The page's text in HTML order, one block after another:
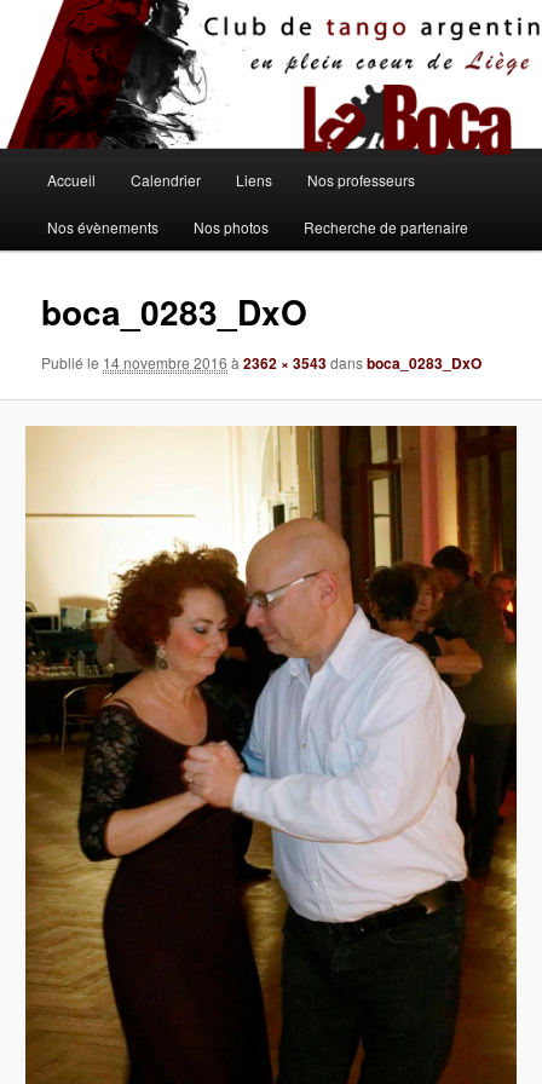
contenu
principal
principal
Accueil Calendrier Liens Nos professeurs
Nos évènements Nos photos Recherche de partenaire
boca_0283_DxO
Publié le 14 novembre 2016 à2362 × 3543dansboca_0283_DxO